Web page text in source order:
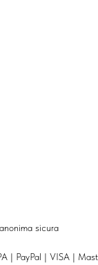
sicura
| PayPal | VISA |